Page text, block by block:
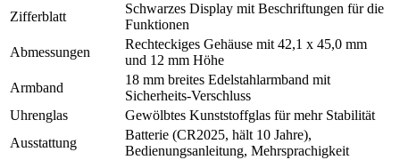
Zifferblatt
Schwarzes Display mit Beschriftungen für die
Funktionen
Abmessungen
Rechteckiges Gehäuse mit 42,1 x 45,0 mm
und 12 mm Höhe
Armband
18 mm breites Edelstahlarmband mit
Sicherheits-Verschluss
Uhrenglas
Gewölbtes Kunststoffglas für mehr Stabilität
Ausstattung
Batterie (CR2025, hält 10 Jahre),
Bedienungsanleitung, Mehrsprachigkeit